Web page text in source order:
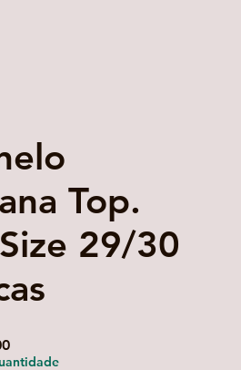
Top.
29/30
Preço
promocional